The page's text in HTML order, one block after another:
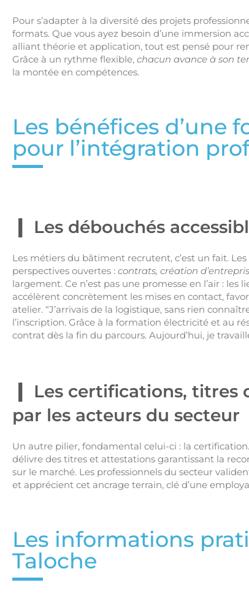
Pour s’adapter à la diversité des projets
formats. Que vous ayez besoin d’une immersion
alliant théorie et application, tout est pensé pour
Grâce à un rythme flexible, chacun avance à son
la montée en compétences.
Les bénéfices d’une
pour l’intégration
Les débouchés
Les métiers du bâtiment recrutent, c’est un fait.
perspectives ouvertes : contrats, création
largement. Ce n’est pas une promesse en l’air : les
accélèrent concrètement les mises en contact,
atelier. “J’arrivais de la logistique, sans rien
l’inscription. Grâce à la formation électricité et au
contrat dès la fin du parcours. Aujourd’hui, je
Les certifications, titres
par les acteurs du secteur
Un autre pilier, fondamental celui-ci : la
délivre des titres et attestations garantissant la
sur le marché. Les professionnels du secteur
et apprécient cet ancrage terrain, clé d’une
Les informations
Taloche